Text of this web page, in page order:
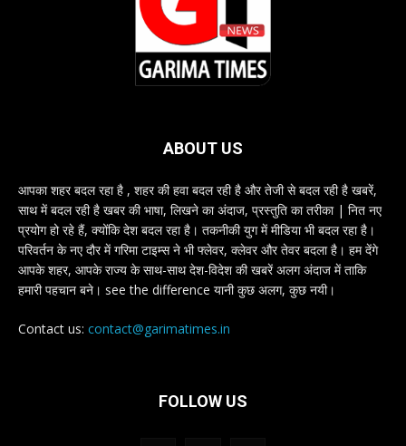
ABOUT US
आपका शहर बदल रहा है , शहर की हवा बदल रही है और तेजी से बदल रही है खबरें,
साथ में बदल रही है खबर की भाषा, लिखने का अंदाज, प्रस्तुति का तरीका | नित नए
प्रयोग हो रहे हैं, क्योंकि देश बदल रहा है। तकनीकी युग में मीडिया भी बदल रहा है।
परिवर्तन के नए दौर में गरिमा टाइम्स ने भी फ्लेवर, क्लेवर और तेवर बदला है। हम देंगे
आपके शहर, आपके राज्य के साथ-साथ देश-विदेश की खबरें अलग अंदाज में ताकि
हमारी पहचान बने। see the difference यानी कुछ अलग, कुछ नयी।
Contact us: contact@garimatimes.in
FOLLOW US